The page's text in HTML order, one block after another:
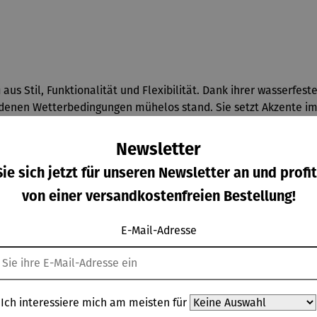
aus Stil, Funktionalität und Flexibilität. Dank ihrer
Wetterbedingungen mühelos stand. Sie setzt Akzente
Mit drei dimmbaren Helligkeitsstufen lässt sich die
gesellige Abende.
Ausleuchtung, sondern ist auch besonders
den ganzen Abend und darüber hinaus begleitet. Ein
schnell einsatzbereit macht.
Newsletter
sich jetzt für unseren Newsletter an und
von einer versandkostenfreien Bestellung!
E-Mail-Adresse
Ich interessiere mich am meisten für